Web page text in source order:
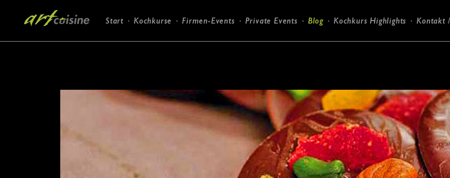
Navigation
Start Kochkurse Firmen-Events Private Events Blog Kochkurs Highlights Kontakt